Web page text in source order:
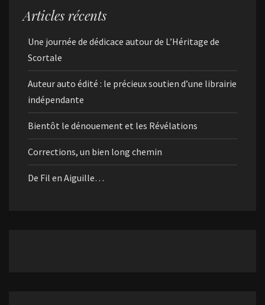
Articles récents
Une journée de dédicace autour de L’Héritage de
Scortale
Auteur auto édité : le précieux soutien d’une librairie
indépendante
Bientôt le dénouement et les Révélations
Corrections, un bien long chemin
De Fil en Aiguille…